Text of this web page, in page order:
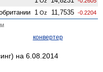
1 Oz 11,7535 -0.2204
конвертер
на 6.08.2014